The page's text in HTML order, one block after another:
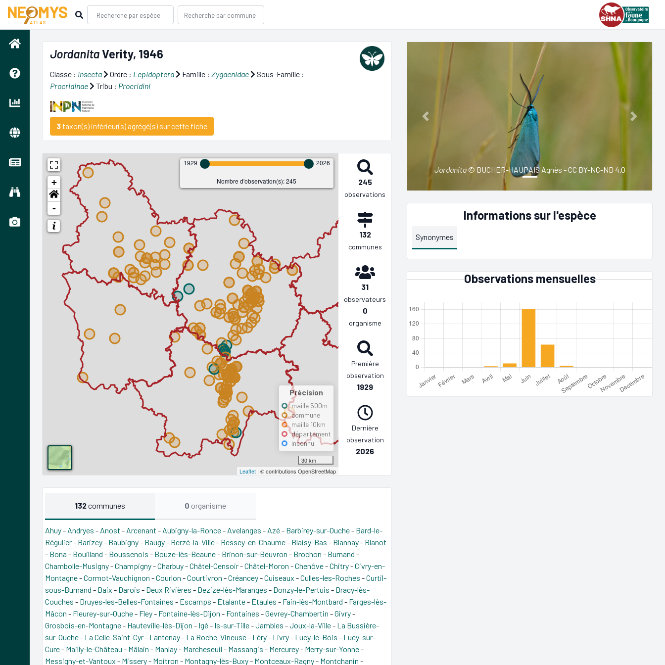
JordanitaVerity, 1946
Classe : Insecta Ordre : Lepidoptera Famille : Zygaenidae
Sous-Famille :
Procridinae
Tribu : Procridini
3 taxon(s) inférieur(s) agrégé(s) sur cette fiche
+
-
1929 2026
Nombre d'observation(s): 245
Précision
maille 500m
commune
maille 10km
département
inconnu
30 km
Leaflet| © contributions OpenStreetMap
245
observations
132
communes
31
observateurs
0
organisme
Première
observation
1929
Dernière
observation
2026
132communes 0 organisme
Ahuy- Andryes - Anost - Arcenant - Aubigny-la-Ronce- Avelanges - Azé- Barbirey-sur-Ouche- Bard-le-
Régulier- Barizey- Baubigny- Baugy- Berzé-la-Ville- Bessey-en-Chaume- Blaisy-Bas - Blannay- Blanot
- Bona - Bouilland - Boussenois - Bouze-lès-Beaune- Brinon-sur-Beuvron - Brochon - Burnand -
Chambolle-Musigny-Champigny-Charbuy-Châtel-Censoir-Châtel-Moron -Chenôve-Chitry-Civry-en-
Montagne-Cormot-Vauchignon -Courlon -Courtivron -Créancey-Cuiseaux -Culles-les-Roches -Curtil-
sous-Burnand - Daix - Darois - Deux Rivières - Dezize-lès-Maranges - Donzy-le-Pertuis - Dracy-lès-
Couches - Druyes-les-Belles-Fontaines - Escamps - Étalante- Étaules - Fain-lès-Montbard - Farges-lès-
Mâcon - Fleurey-sur-Ouche- Fley- Fontaine-lès-Dijon - Fontaines -Gevrey-Chambertin -Givry-
Grosbois-en-Montagne- Hauteville-lès-Dijon - Igé- Is-sur-Tille-Jambles -Joux-la-Ville- La Bussière-
sur-Ouche- La Celle-Saint-Cyr- Lantenay- La Roche-Vineuse- Léry- Livry- Lucy-le-Bois - Lucy-sur-
Cure- Mailly-le-Château - Mâlain - Manlay- Marcheseuil - Massangis - Mercurey- Merry-sur-Yonne-
Messigny-et-Vantoux - Missery- Moitron - Montagny-lès-Buxy- Montceaux-Ragny- Montchanin -
Jordanita© BUCHER-HAUPAIS Agnès - CC BY-NC-ND 4.0
Previous Next
Informations sur l'espèce
Synonymes
Observations mensuelles